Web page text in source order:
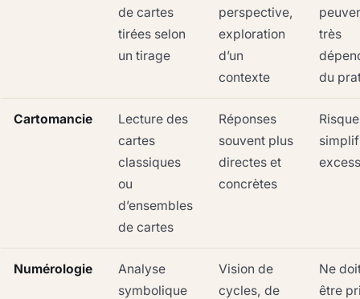
de cartes
tirées selon
un tirage
perspective,
exploration
d’un
contexte
très
du
Cartomancie
Lecture des
cartes
classiques
ou
d’ensembles
de cartes
Réponses
souvent plus
directes et
concrètes
Numérologie
Analyse
symbolique
Vision de
cycles, de
Ne
être